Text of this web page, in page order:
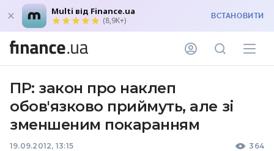
Multi від Finance.ua
(8,9K+) ВСТАНОВИТИ
ПР: закон про наклеп
обов'язково приймуть, але зі
зменшеним покаранням
19.09.2012, 13:15 364